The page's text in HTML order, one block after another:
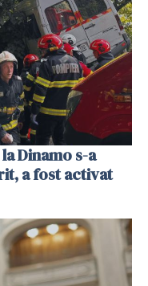
Dinamo s-a
a fost activat